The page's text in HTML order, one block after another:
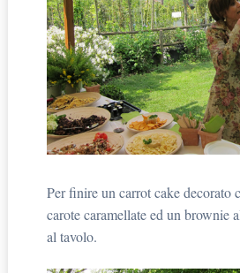
Per finire un carrot cake decorato
carote caramellate ed un brownie
al tavolo.